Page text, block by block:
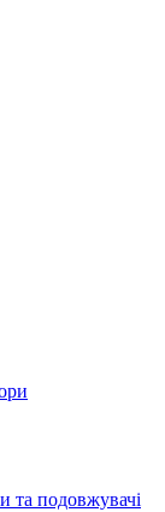
та подовжувачі